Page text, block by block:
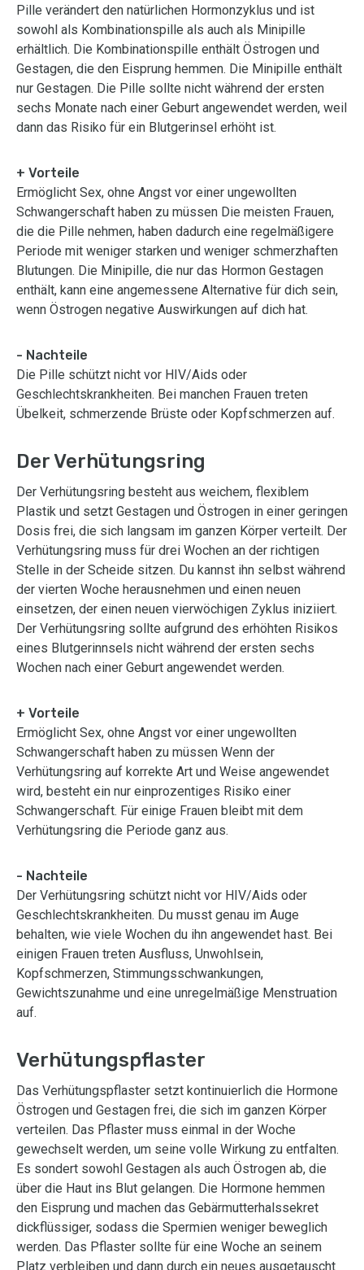
Pille verändert den natürlichen Hormonzyklus und ist
sowohl als Kombinationspille als auch als Minipille
erhältlich. Die Kombinationspille enthält Östrogen und
Gestagen, die den Eisprung hemmen. Die Minipille enthält
nur Gestagen. Die Pille sollte nicht während der ersten
sechs Monate nach einer Geburt angewendet werden, weil
dann das Risiko für ein Blutgerinsel erhöht ist.
+ Vorteile
Ermöglicht Sex, ohne Angst vor einer ungewollten
Schwangerschaft haben zu müssen Die meisten Frauen,
die die Pille nehmen, haben dadurch eine regelmäßigere
Periode mit weniger starken und weniger schmerzhaften
Blutungen. Die Minipille, die nur das Hormon Gestagen
enthält, kann eine angemessene Alternative für dich sein,
wenn Östrogen negative Auswirkungen auf dich hat.
- Nachteile
Die Pille schützt nicht vor HIV/Aids oder
Geschlechtskrankheiten. Bei manchen Frauen treten
Übelkeit, schmerzende Brüste oder Kopfschmerzen auf.
Der Verhütungsring
Der Verhütungsring besteht aus weichem, flexiblem
Plastik und setzt Gestagen und Östrogen in einer geringen
Dosis frei, die sich langsam im ganzen Körper verteilt. Der
Verhütungsring muss für drei Wochen an der richtigen
Stelle in der Scheide sitzen. Du kannst ihn selbst während
der vierten Woche herausnehmen und einen neuen
einsetzen, der einen neuen vierwöchigen Zyklus iniziiert.
Der Verhütungsring sollte aufgrund des erhöhten Risikos
eines Blutgerinnsels nicht während der ersten sechs
Wochen nach einer Geburt angewendet werden.
+ Vorteile
Ermöglicht Sex, ohne Angst vor einer ungewollten
Schwangerschaft haben zu müssen Wenn der
Verhütungsring auf korrekte Art und Weise angewendet
wird, besteht ein nur einprozentiges Risiko einer
Schwangerschaft. Für einige Frauen bleibt mit dem
Verhütungsring die Periode ganz aus.
- Nachteile
Der Verhütungsring schützt nicht vor HIV/Aids oder
Geschlechtskrankheiten. Du musst genau im Auge
behalten, wie viele Wochen du ihn angewendet hast. Bei
einigen Frauen treten Ausfluss, Unwohlsein,
Kopfschmerzen, Stimmungsschwankungen,
Gewichtszunahme und eine unregelmäßige Menstruation
auf.
Verhütungspflaster
Das Verhütungspflaster setzt kontinuierlich die Hormone
Östrogen und Gestagen frei, die sich im ganzen Körper
verteilen. Das Pflaster muss einmal in der Woche
gewechselt werden, um seine volle Wirkung zu entfalten.
Es sondert sowohl Gestagen als auch Östrogen ab, die
über die Haut ins Blut gelangen. Die Hormone hemmen
den Eisprung und machen das Gebärmutterhalssekret
dickflüssiger, sodass die Spermien weniger beweglich
werden. Das Pflaster sollte für eine Woche an seinem
Platz verbleiben und dann durch ein neues ausgetauscht